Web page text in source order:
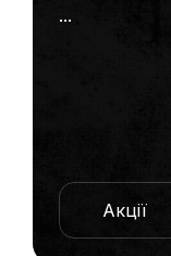
...
Акції